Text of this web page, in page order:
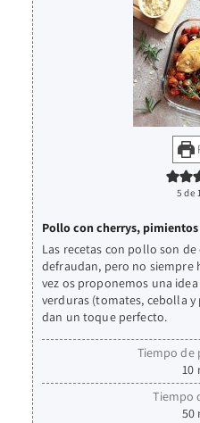
5 de
Pollo con cherrys,
Las recetas con pollo son
defraudan, pero no siempre
vez os proponemos una
verduras (tomates, cebolla
dan un toque perfecto.
Tiempo de
10
Tiempo
50